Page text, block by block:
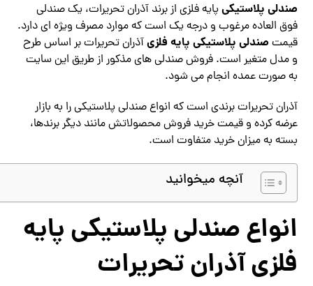
صندلی پلاستیکیپایه فلزی از برند آذران تحریرات، یک صندلی
فوق العاده مرغوب و درجه یک است که موارد مصرف ویژه ای دارد.
قیمت صندلی پلاستیکی پایه فلزیآذران تحریرات بر اساس طرح
و مدل متغیر است. فروش صندلی های مذکور از طریق این سایت
به صورت عمده انجام می شود.
آذران تحریرات برندی است که انواع صندلی پلاستیکی را به بازار
عرضه کرده و قیمت خرید فروش محصولاتش مانند دیگر برندها،
بسته به میزان خرید متفاوت است.
آنچه میخوانید
انواع صندلی پلاستیکی پایه
فلزی آذران تحریرات